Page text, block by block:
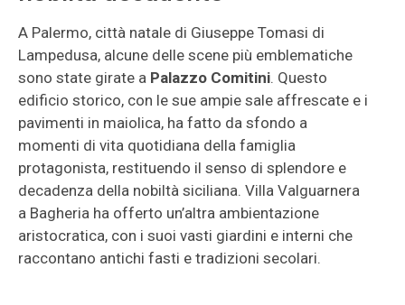
A Palermo, città natale di Giuseppe Tomasi di
Lampedusa, alcune delle scene più emblematiche
sono state girate a Palazzo Comitini. Questo
edificio storico, con le sue ampie sale affrescate e i
pavimenti in maiolica, ha fatto da sfondo a
momenti di vita quotidiana della famiglia
protagonista, restituendo il senso di splendore e
decadenza della nobiltà siciliana. Villa Valguarnera
a Bagheria ha offerto un’altra ambientazione
aristocratica, con i suoi vasti giardini e interni che
raccontano antichi fasti e tradizioni secolari.